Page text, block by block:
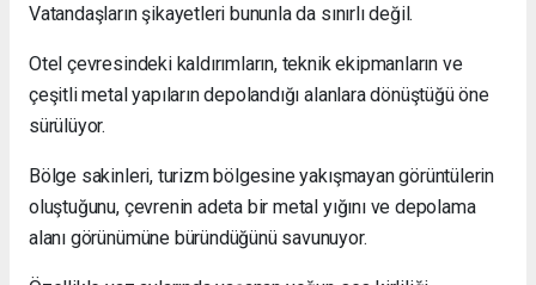
Vatandaşların şikayetleri bununla da sınırlı değil.
Otel çevresindeki kaldırımların, teknik ekipmanların ve
çeşitli metal yapıların depolandığı alanlara dönüştüğü öne
sürülüyor.
Bölge sakinleri, turizm bölgesine yakışmayan görüntülerin
oluştuğunu, çevrenin adeta bir metal yığını ve depolama
alanı görünümüne büründüğünü savunuyor.